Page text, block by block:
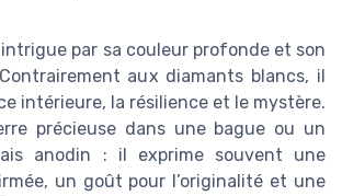
par sa couleur profonde et son
aux diamants blancs, il
intérieure, la résilience et le mystère.
précieuse dans une bague ou un
anodin : il exprime souvent une
un goût pour l’originalité et une